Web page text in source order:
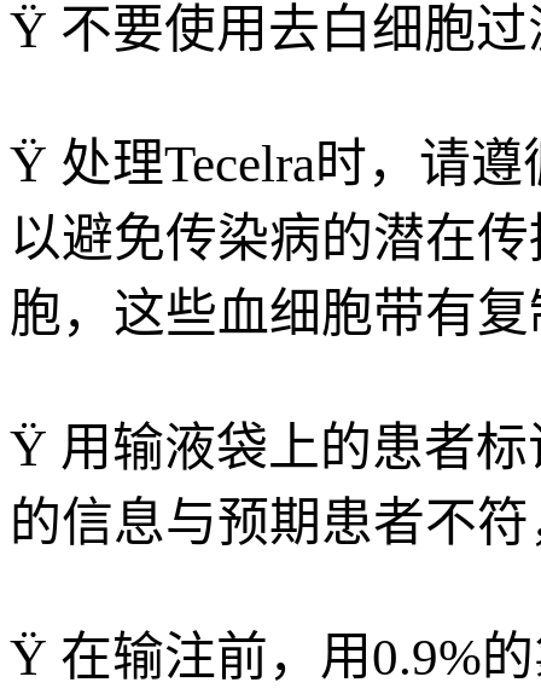
Ÿ 不要使用去白细胞
Ÿ 处理Tecelra时，请
以避免传染病的潜在
胞，这些血细胞带有
Ÿ 用输液袋上的患者
的信息与预期患者不
Ÿ 在输注前，用0.9%